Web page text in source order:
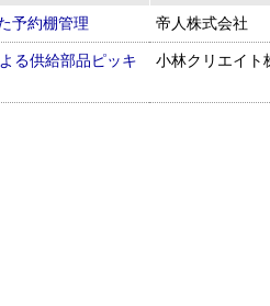
予約棚管理
帝人株式会社
る供給部品ピッキ
小林クリエイト